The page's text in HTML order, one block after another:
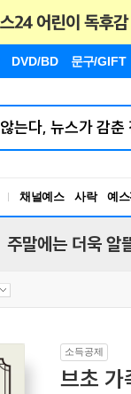
DVD/BD 문구/GIFT
채널예스 사락 예
주말에는 더욱 알
소득공제
브초 가